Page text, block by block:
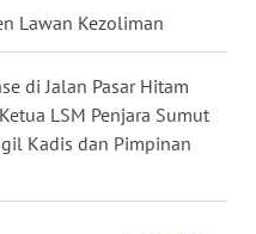
Lawan Kezoliman
di Jalan Pasar Hitam
LSM Penjara Sumut
Kadis dan Pimpinan